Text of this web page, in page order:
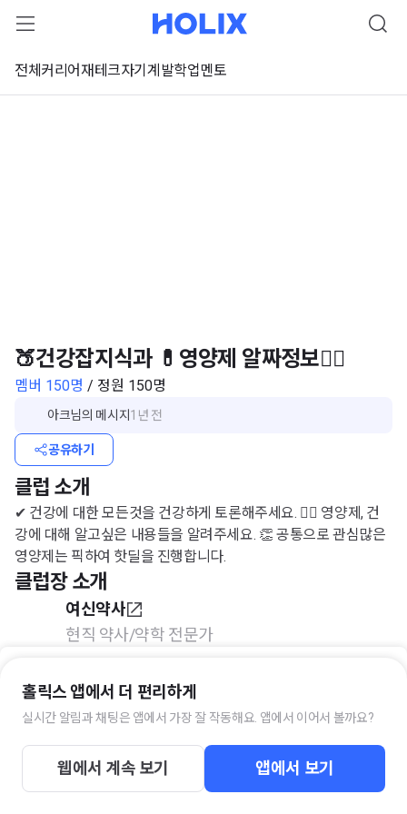
전체 커리어재테크자기계발학업멘토
공유하기
🍑건강잡지식과 💊영양제 알짜정보🙋‍♀️
멤버 150명 / 정원 150명
아크님의 메시지 1년 전
클럽 소개
✔ 건강에 대한 모든것을 건강하게 토론해주세요. 🙆‍♀️ 영양제, 건
강에 대해 알고싶은 내용들을 알려주세요. 👏 공통으로 관심많은
영양제는 픽하여 핫딜을 진행합니다.
클럽장 소개
여신약사
현직 약사/약학 전문가
기를 알기쉽게 설명해드립니다 :)
- 현직 약사/약학 전문가
- 네이버 인플루언서
- 2021 네이버 건강/의학 부문 이달의 블로거
https://blog.naver.com/shin2825
입장하기
홀릭스 앱에서 더 편리하게
실시간 알림과 채팅은 앱에서 가장 잘 작동해요. 앱에서 이어서 볼까요?
웹에서 계속 보기 앱에서 보기